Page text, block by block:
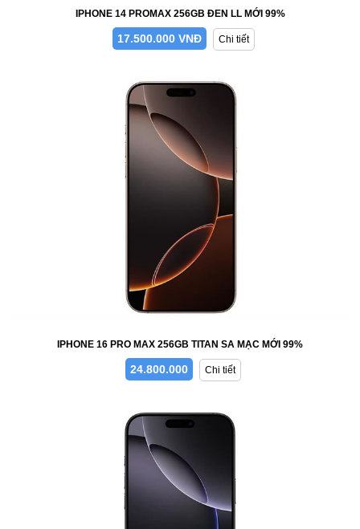
IPHONE 14 PROMAX 256GB ĐEN LL MỚI 99%
17.500.000 VNĐ Chi tiết
IPHONE 16 PRO MAX 256GB TITAN SA MẠC MỚI 99%
24.800.000 Chi tiết